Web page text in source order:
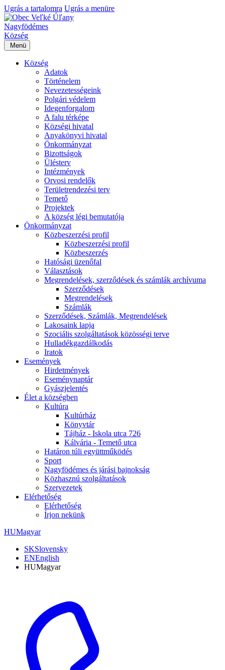
Ugrás a tartalomra Ugrás a menüre
Nagyfödémes
Község
Menü
Község
Adatok
Történelem
Nevezetességeink
Polgári védelem
Idegenforgalom
A falu térképe
Községi hivatal
Anyakönyvi hivatal
Önkormányzat
Bizottságok
Ülésterv
Intézmények
Orvosi rendelők
Területrendezési terv
Temető
Projektek
A község légi bemutatója
Önkormányzat
Közbeszerzési profil
Közbeszerzési profil
Közbeszerzés
Hatósági üzenőfal
Választások
Megrendelések, szerződések és számlák archívuma
Szerződések
Megrendelések
Számlák
Szerződések, Számlák, Megrendelések
Lakosaink lapja
Szociális szolgáltatások közösségi terve
Hulladékgazdálkodás
Iratok
Események
Hirdetmények
Eseménynaptár
Gyászjelentés
Élet a községben
Kultúra
Kultúrház
Könyvtár
Tájház - Iskola utca 726
Kálvária - Temető utca
Határon túli együttműködés
Sport
Nagyfödémes és járási bajnokság
Közhasznú szolgáltatások
Szervezetek
Elérhetőség
Elérhetőség
Írjon nekünk
HUMagyar
SKSlovensky
ENEnglish
HUMagyar